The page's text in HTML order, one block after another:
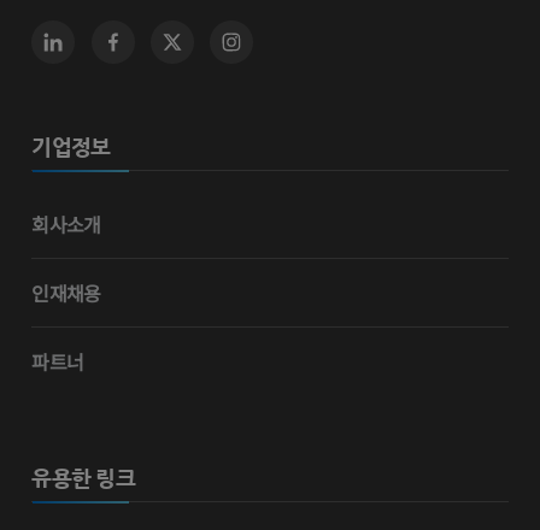
기업정보
회사소개
인재채용
파트너
유용한 링크